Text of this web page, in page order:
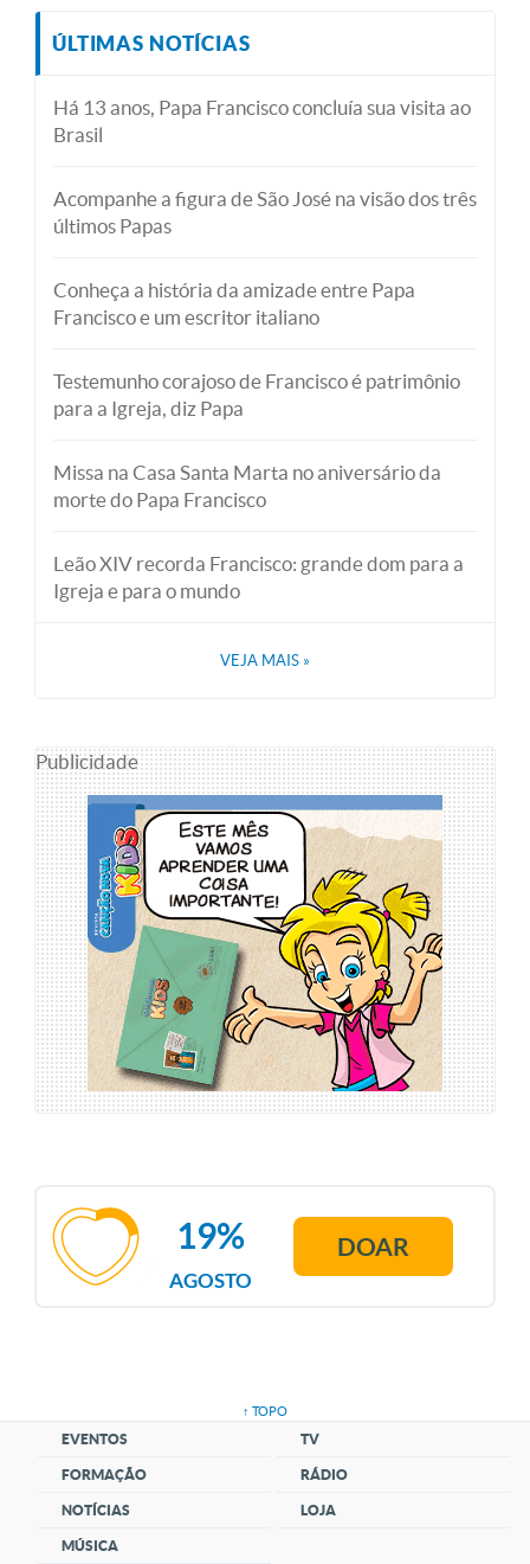
ÚLTIMAS NOTÍCIAS
Há 13 anos, Papa Francisco concluía sua visita ao
Brasil
Acompanhe a figura de São José na visão dos três
últimos Papas
Conheça a história da amizade entre Papa
Francisco e um escritor italiano
Testemunho corajoso de Francisco é patrimônio
para a Igreja, diz Papa
Missa na Casa Santa Marta no aniversário da
morte do Papa Francisco
Leão XIV recorda Francisco: grande dom para a
Igreja e para o mundo
VEJA MAIS »
Publicidade
AGOSTO
19% DOAR
↑ TOPO
EVENTOS
FORMAÇÃO
NOTÍCIAS
MÚSICA
TV
RÁDIO
LOJA